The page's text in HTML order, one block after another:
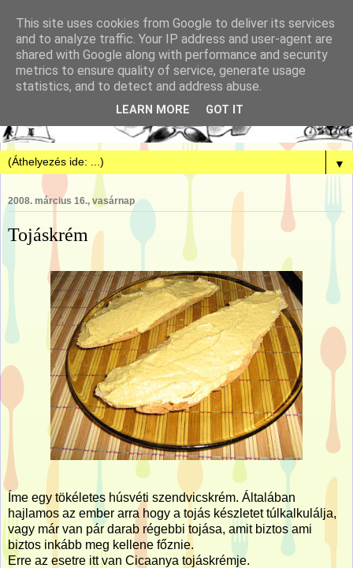
▼
2008. március 16., vasárnap
Tojáskrém
Íme egy tökéletes húsvéti szendvicskrém. Általában
hajlamos az ember arra hogy a tojás készletet túlkalkulálja,
vagy már van pár darab régebbi tojása, amit biztos ami
biztos inkább meg kellene főznie.
Erre az esetre itt van Cicaanya tojáskrémje.
This site uses cookies from Google to deliver its services
and to analyze traffic. Your IP address and user-agent are
shared with Google along with performance and security
metrics to ensure quality of service, generate usage
statistics, and to detect and address abuse.
LEARN MORE GOT IT